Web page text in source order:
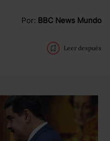
Por: BBC News Mundo
Leer después